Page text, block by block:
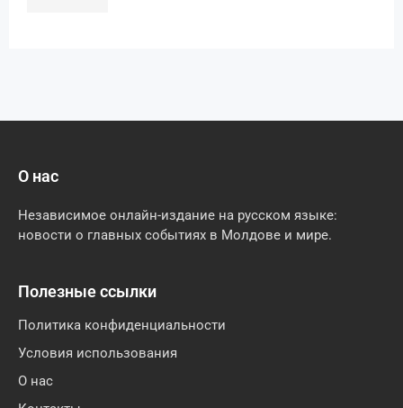
О нас
Независимое онлайн-издание на русском языке:
новости о главных событиях в Молдове и мире.
Полезные ссылки
Политика конфиденциальности
Условия использования
О нас